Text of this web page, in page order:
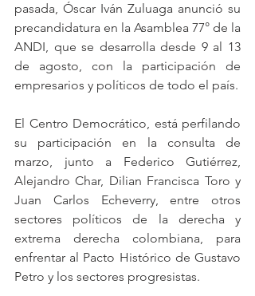
pasada, Óscar Iván Zuluaga anunció su
precandidatura en la Asamblea 77° de la
ANDI, que se desarrolla desde 9 al 13
de agosto, con la participación de
El Centro Democrático, está perfilando
su participación en la consulta de
marzo, junto a Federico Gutiérrez,
Alejandro Char, Dilian Francisca Toro y
Juan Carlos Echeverry, entre otros
sectores políticos de la derecha y
extrema derecha colombiana, para
enfrentar al Pacto Histórico de Gustavo
Petro y los sectores progresistas.